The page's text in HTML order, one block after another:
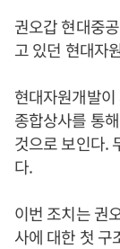
권오갑 현대중
고 있던 현대자
현대자원개발
종합상사를 통
것으로 보인다.
다.
이번 조치는 권
사에 대한 첫 구